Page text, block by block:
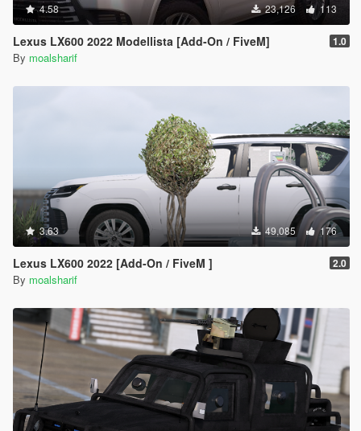
4.58 23,126 113
Lexus LX600 2022 Modellista [Add-On / FiveM] 1.0
By moalsharif
3.63 49,085 176
Lexus LX600 2022 [Add-On / FiveM ] 2.0
By moalsharif